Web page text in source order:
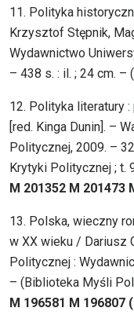
11. Polityka
Krzysztof Stępnik,
Wydawnictwo
– 438 s. : il. ; 24 cm.
12. Polityka literatury
[red. Kinga Dunin]. –
Politycznej, 2009. –
Krytyki Politycznej ; t.
M 201352 M 201473
13. Polska, wieczny
w XX wieku / Dariusz
Politycznej :
– (Biblioteka Myśli
M 196581 M 196807